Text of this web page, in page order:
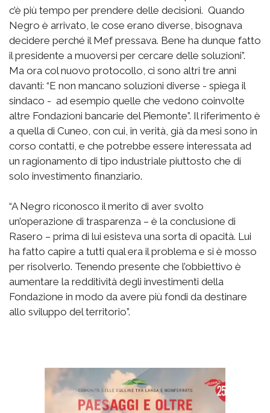
c’è più tempo per prendere delle decisioni. Quando
Negro è arrivato, le cose erano diverse, bisognava
decidere perché il Mef pressava. Bene ha dunque fatto
il presidente a muoversi per cercare delle soluzioni”.
Ma ora col nuovo protocollo, ci sono altri tre anni
davanti: “E non mancano soluzioni diverse - spiega il
sindaco - ad esempio quelle che vedono coinvolte
altre Fondazioni bancarie del Piemonte”. Il riferimento è
a quella di Cuneo, con cui, in verità, già da mesi sono in
corso contatti, e che potrebbe essere interessata ad
un ragionamento di tipo industriale piuttosto che di
solo investimento finanziario.
“A Negro riconosco il merito di aver svolto
un’operazione di trasparenza – è la conclusione di
Rasero – prima di lui esisteva una sorta di opacità. Lui
ha fatto capire a tutti qual era il problema e si è mosso
per risolverlo. Tenendo presente che l’obbiettivo è
aumentare la redditività degli investimenti della
Fondazione in modo da avere più fondi da destinare
allo sviluppo del territorio”.